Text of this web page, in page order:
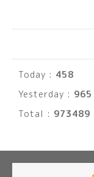
Today : 458
Yesterday : 965
Total : 973489